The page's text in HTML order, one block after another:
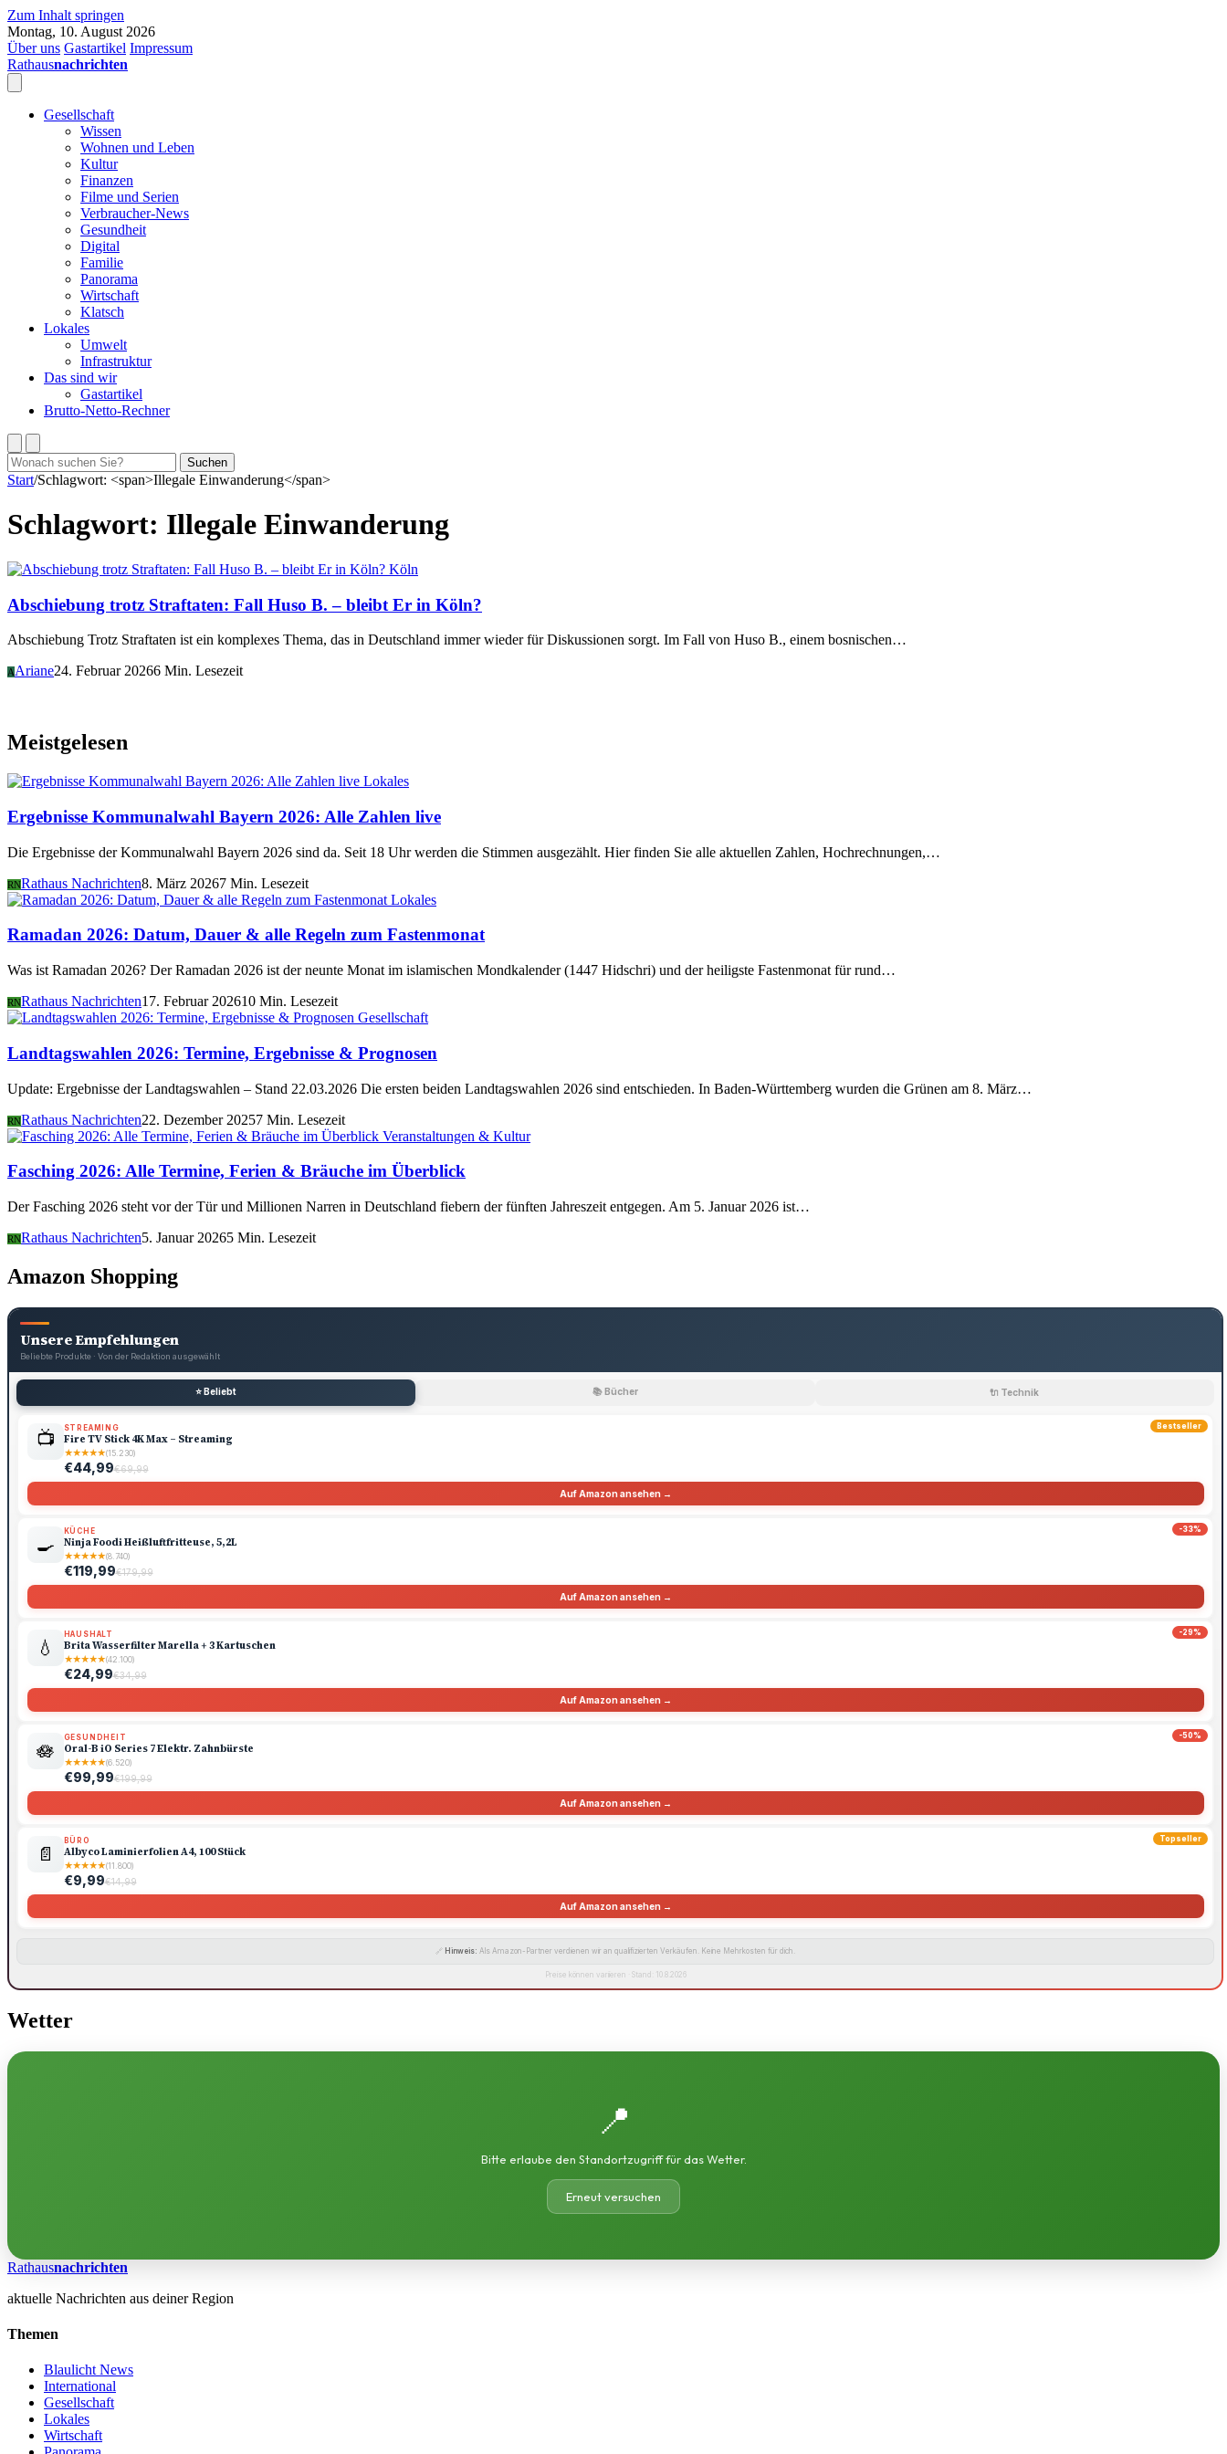
Zum Inhalt springen
Montag, 10. August 2026
Über uns Gastartikel Impressum
Rathausnachrichten
Gesellschaft
Wissen
Wohnen und Leben
Kultur
Finanzen
Filme und Serien
Verbraucher-News
Gesundheit
Digital
Familie
Panorama
Wirtschaft
Klatsch
Lokales
Umwelt
Infrastruktur
Das sind wir
Gastartikel
Brutto-Netto-Rechner
Suchen
nach:
Suchen
Start/Schlagwort: <span>Illegale Einwanderung</span>
Schlagwort: Illegale Einwanderung
Köln
Abschiebung trotz Straftaten: Fall Huso B. – bleibt Er in Köln?
Abschiebung Trotz Straftaten ist ein komplexes Thema, das in Deutschland immer wieder für Diskussionen sorgt. Im Fall von Huso B., einem bosnischen…
AAriane24. Februar 20266 Min. Lesezeit
Meistgelesen
Lokales
Ergebnisse Kommunalwahl Bayern 2026: Alle Zahlen live
Die Ergebnisse der Kommunalwahl Bayern 2026 sind da. Seit 18 Uhr werden die Stimmen ausgezählt. Hier finden Sie alle aktuellen Zahlen, Hochrechnungen,…
RNRathaus Nachrichten8. März 20267 Min. Lesezeit
Lokales
Ramadan 2026: Datum, Dauer & alle Regeln zum Fastenmonat
Was ist Ramadan 2026? Der Ramadan 2026 ist der neunte Monat im islamischen Mondkalender (1447 Hidschri) und der heiligste Fastenmonat für rund…
RNRathaus Nachrichten17. Februar 202610 Min. Lesezeit
Gesellschaft
Landtagswahlen 2026: Termine, Ergebnisse & Prognosen
Update: Ergebnisse der Landtagswahlen – Stand 22.03.2026 Die ersten beiden Landtagswahlen 2026 sind entschieden. In Baden-Württemberg wurden die Grünen am 8. März…
RNRathaus Nachrichten22. Dezember 20257 Min. Lesezeit
Veranstaltungen & Kultur
Fasching 2026: Alle Termine, Ferien & Bräuche im Überblick
Der Fasching 2026 steht vor der Tür und Millionen Narren in Deutschland fiebern der fünften Jahreszeit entgegen. Am 5. Januar 2026 ist…
RNRathaus Nachrichten5. Januar 20265 Min. Lesezeit
Amazon Shopping
Unsere Empfehlungen
Beliebte Produkte · Von der Redaktion ausgewählt
⭐ Beliebt 📚 Bücher 🔌 Technik
Bestseller
📺 STREAMING
Fire TV Stick 4K Max – Streaming
★★★★★(15.230)
€44,99€69,99
Auf Amazon ansehen →
-33%
🍳
KÜCHE
Ninja Foodi Heißluftfritteuse, 5,2L
★★★★★(8.740)
€119,99€179,99
Auf Amazon ansehen →
-29%
💧
HAUSHALT
Brita Wasserfilter Marella + 3 Kartuschen
★★★★★(42.100)
€24,99€34,99
Auf Amazon ansehen →
-50%
🪷
GESUNDHEIT
Oral-B iO Series 7 Elektr. Zahnbürste
★★★★★(6.520)
€99,99€199,99
Auf Amazon ansehen →
Topseller
📄
BÜRO
Albyco Laminierfolien A4, 100 Stück
★★★★★(11.800)
€9,99€14,99
Auf Amazon ansehen →
🔗 Hinweis: Als Amazon-Partner verdienen wir an qualifizierten Verkäufen. Keine Mehrkosten für dich.
Preise können variieren · Stand: 10.8.2026
Wetter
📍
Bitte erlaube den Standortzugriff für das Wetter.
Erneut versuchen
Rathausnachrichten
aktuelle Nachrichten aus deiner Region
Themen
Blaulicht News
International
Gesellschaft
Lokales
Wirtschaft